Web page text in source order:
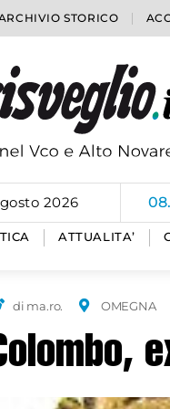
STORICO
2026
ATTUALITA’
di ma.ro. OMEGNA